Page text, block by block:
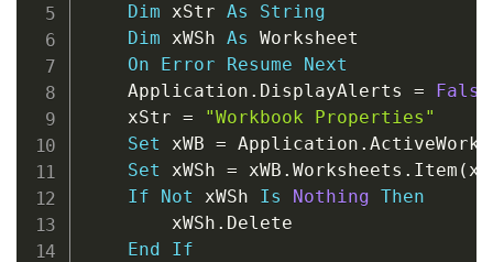
Dim xStr As
String
Dim xWSh As Worksheet
On
Error Resume
Next
    Application
. DisplayAlerts =
False
    xStr
=
"Workbook Properties"
Set xWB = Application .
Set xWSh = xWB . Worksheets . Item (
If
Not xWSh Is Nothing Then
        xWSh
. Delete
End
If